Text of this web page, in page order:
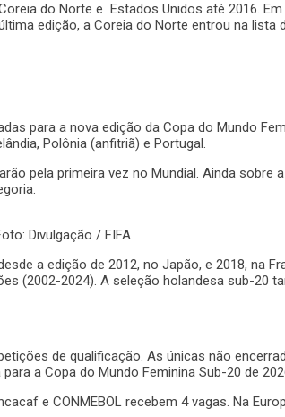
do Norte e Estados Unidos até 2016.
edição, a Coreia do Norte entrou na
para a nova edição da Copa do Mundo
Polônia (anfitriã) e Portugal.
pela primeira vez no Mundial. Ainda
Divulgação / FIFA
a edição de 2012, no Japão, e 2018, na
(2002-2024). A seleção holandesa sub-20
de qualificação. As únicas não
a Copa do Mundo Feminina Sub-20 de
e CONMEBOL recebem 4 vagas. Na